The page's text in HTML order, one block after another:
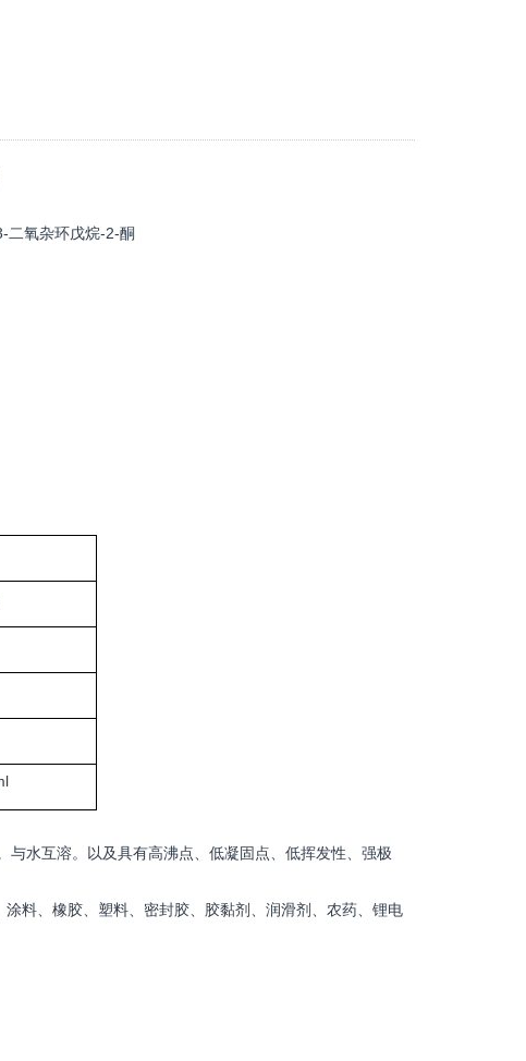
二氧杂环戊烷-2-酮
与水互溶。以及具有高沸点、低凝固点 、低挥发性、强极
料、橡胶、塑料、密封胶、胶黏剂、润滑剂、农药、锂电